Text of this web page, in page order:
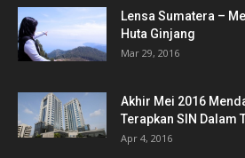
Lensa Sumatera –
Huta Ginjang
Mar 29, 2016
Akhir Mei 2016
Terapkan SIN Dalam
Apr 4, 2016